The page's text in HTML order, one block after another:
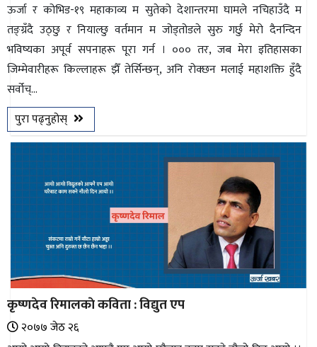
ऊर्जा र कोभिड-१९ महाकाव्य म सुतेको देशान्तरमा घामले नचिहाउँदै म
तङ्ग्रँदै उठ्छु र नियाल्छु वर्तमान म जोड्तोडले सुरु गर्छु मेरो दैनन्दिन
भविष्यका अपूर्व सपनाहरू पूरा गर्न । ००० तर, जब मेरा इतिहासका
जिम्मेवारीहरू किल्लाहरू झैँ तेर्सिन्छन्, अनि रोक्छन मलाई महाशक्ति हुँदै
सर्वोच्...
पुरा पढ्नुहोस्
कृष्णदेव रिमालकाे कविता : विद्युत एप
२०७७ जेठ २६